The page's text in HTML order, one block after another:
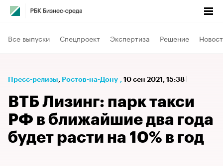
Все выпуски Спецпроект Экспертиза Решение
Пресс-релизы⁠, Ростов-на-Дону , 10 сен 2021, 15:38
ВТБ Лизинг: парк такси
РФ в ближайшие два года
будет расти на 10% в год